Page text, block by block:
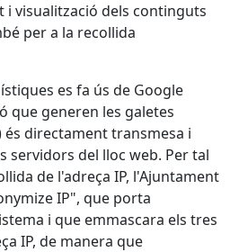
visualització dels continguts
per a la recollida
es fa ús de Google
que generen les galetes
és directament transmesa i
servidors del lloc web. Per tal
de l'adreça IP, l'Ajuntament
IP", que porta
i que emmascara els tres
IP, de manera que